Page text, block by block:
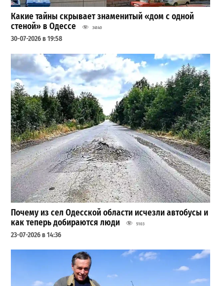
Какие тайны скрывает знаменитый «дом с одной
стеной» в Одессе
34140
30-07-2026 в 19:58
Почему из сел Одесской области исчезли автобусы и
как теперь добираются люди
5103
23-07-2026 в 14:36